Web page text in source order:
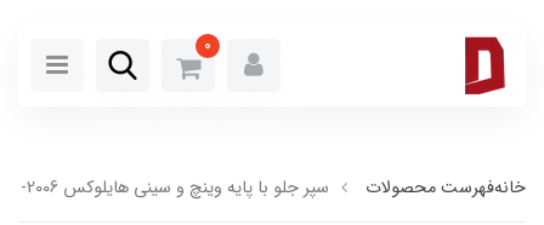
0
خانهفهرست محصولات سپر جلو با پایه وینچ و سینی هایلوکس 2006- 2011